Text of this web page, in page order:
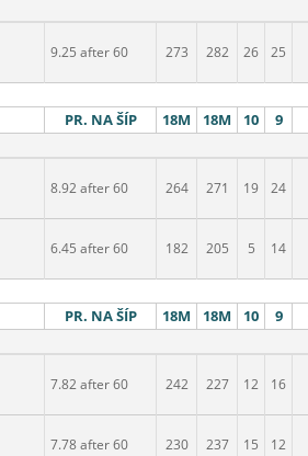
9.25 after 60 273 282 26 25
PR. NA ŠÍP 18M 18M 10 9
8.92 after 60 264 271 19 24
6.45 after 60 182 205 5 14
PR. NA ŠÍP 18M 18M 10 9
7.82 after 60 242 227 12 16
7.78 after 60 230 237 15 12